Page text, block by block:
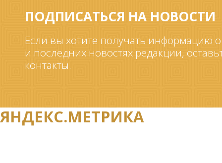
ПОДПИСАТЬСЯ НА НОВОСТИ
Если вы хотите получать информацию
и последних новостях редакции,
контакты.
ЯНДЕКС.МЕТРИКА